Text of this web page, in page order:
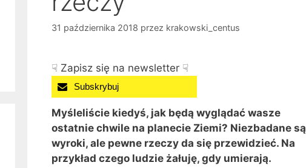
31 października 2018 przez krakowski_centus
☟ Zapisz się na newsletter ☟
Subskrybuj
Myśleliście kiedyś, jak będą wyglądać wasze
ostatnie chwile na planecie Ziemi? Niezbadane są
wyroki, ale pewne rzeczy da się przewidzieć. Na
przykład czego ludzie żałuję, gdy umierają.